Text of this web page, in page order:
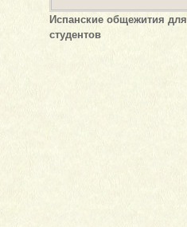
Испанские общежития для
студентов